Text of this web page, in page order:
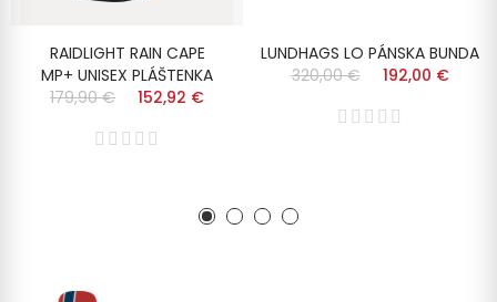
RAIDLIGHT RAIN CAPE
MP+ UNISEX PLÁŠTENKA
179,90 €
152,92 €
LUNDHAGS LO PÁNSKA BUNDA
320,00 €
192,00 €